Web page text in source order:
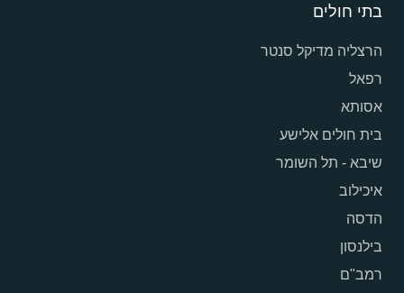
בתי חולים
הרצליה מדיקל סנטר
רפאל
אסותא
בית חולים אלישע
שיבא - תל השומר
איכילוב
הדסה
בילנסון
רמב"ם